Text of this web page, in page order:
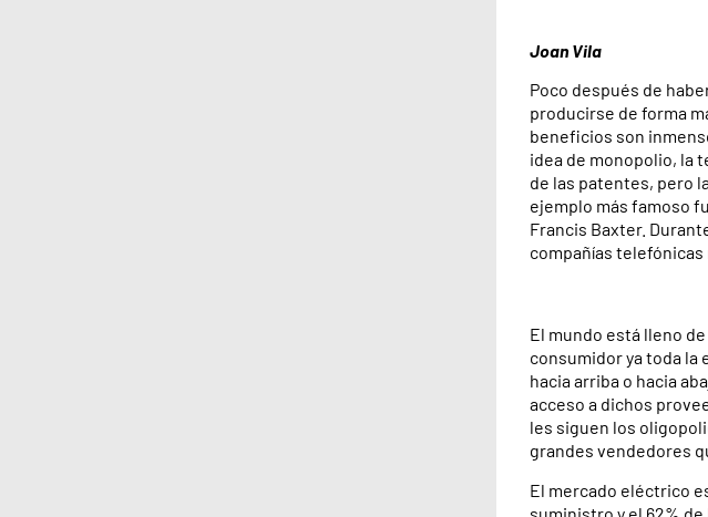
Joan Vila
Poco después de
producirse de forma
beneficios son
idea de monopolio, la
de las patentes, pero
ejemplo más famoso
Francis Baxter.
compañías telefónicas
El mundo está lleno
consumidor ya toda la
hacia arriba o hacia
acceso a dichos
les siguen los
grandes vendedores
El mercado eléctrico